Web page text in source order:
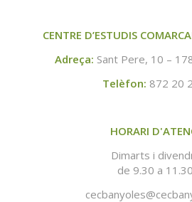
CENTRE D’ESTUDIS
Adreça: Sant Pere, 10 –
Telèfon: 872 20
HORARI
Dimarts i
de 9.30 a